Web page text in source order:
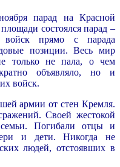
парад на Красной
состоялся парад –
войск прямо с парада
позиции. Весь мир
только не пала, о чем
объявляло, но и
войск.
армии от стен Кремля.
Своей жестокой
Погибали отцы и
и дети. Никогда не
людей, отстоявших в